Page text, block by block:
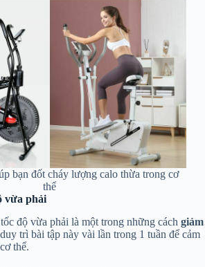
bạn đốt cháy lượng calo thừa trong cơ
thể
vừa phải
độ vừa phải là một trong những cách giảm
trì bài tập này vài lần trong 1 tuần để cảm
thể.